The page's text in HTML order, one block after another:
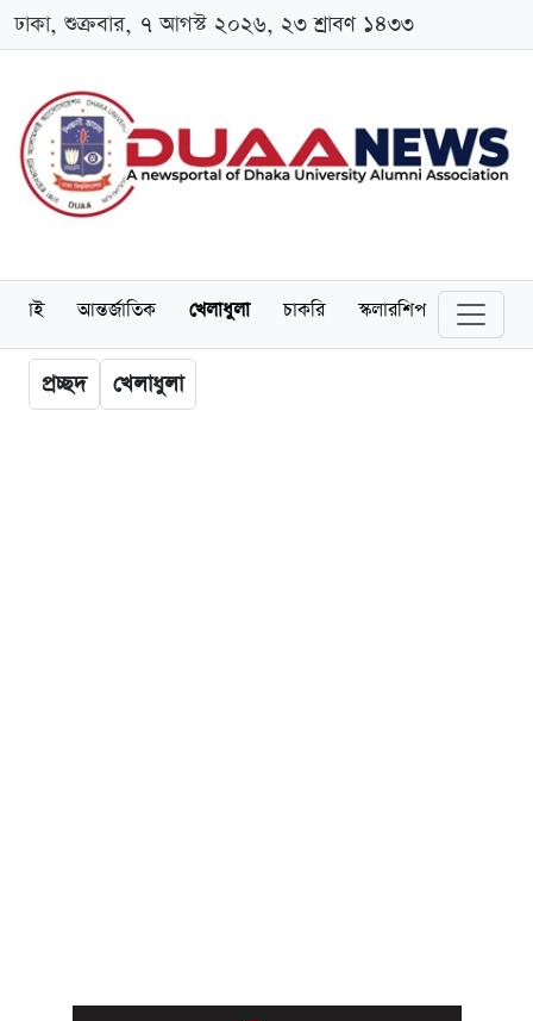
ঢাকা, শুক্রবার, ৭ আগস্ট ২০২৬, ২৩ শ্রাবণ ১৪৩৩
আন্তর্জাতিক খেলাধুলা চাকরি স্কলারশিপ বিনোদন
প্রচ্ছদ খেলাধুলা